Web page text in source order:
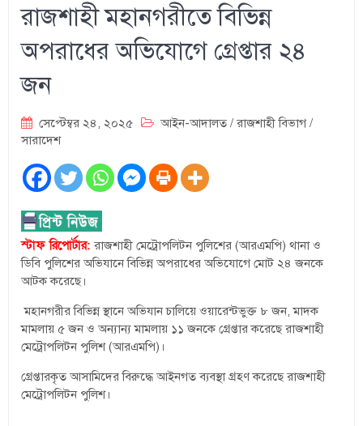
রাজশাহী মহানগরীতে বিভিন্ন
অপরাধের অভিযোগে গ্রেপ্তার ২৪
জন
সেপ্টেম্বর ২৪, ২০২৫ আইন-আদালত /রাজশাহী বিভাগ/
সারাদেশ
স্টাফ রিপোর্টার: রাজশাহী মেট্রোপলিটন পুলিশের (আরএমপি) থানা ও
ডিবি পুলিশের অভিযানে বিভিন্ন অপরাধের অভিযোগে মোট ২৪ জনকে
আটক করেছে।
মহানগরীর বিভিন্ন স্থানে অভিযান চালিয়ে ওয়ারেন্টভুক্ত ৮ জন, মাদক
মামলায় ৫ জন ও অন্যান্য মামলায় ১১ জনকে গ্রেপ্তার করেছে রাজশাহী
মেট্রোপলিটন পুলিশ (আরএমপি)।
গ্রেপ্তারকৃত আসামিদের বিরুদ্ধে আইনগত ব্যবস্থা গ্রহণ করেছে রাজশাহী
মেট্রোপলিটন পুলিশ।